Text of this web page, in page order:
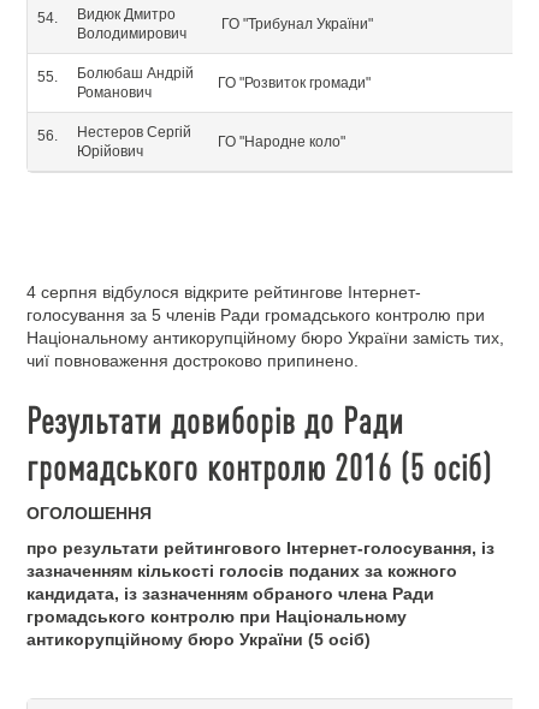
54.
Видюк Дмитро
Володимирович
ГО "Трибунал України"
55.
Болюбаш Андрій
Романович
ГО "Розвиток громади"
56.
Нестеров Сергій
Юрійович
ГО "Народне коло"
4 серпня відбулося відкрите рейтингове Інтернет-
голосування за 5 членів Ради громадського контролю при
Національному антикорупційному бюро України замість тих,
чиї повноваження достроково припинено.
Результати довиборів до Ради
громадського контролю 2016 (5 осіб)
ОГОЛОШЕННЯ
про результати рейтингового Інтернет-голосування, із
зазначенням кількості голосів поданих за кожного
кандидата, із зазначенням обраного члена Ради
громадського контролю при Національному
антикорупційному бюро України (5 осіб)